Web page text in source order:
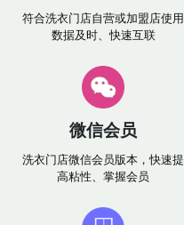
符合洗衣门店自营或加盟店使用
数据及时、快速互联
微信会员
洗衣门店微信会员版本，快速提
高粘性、掌握会员